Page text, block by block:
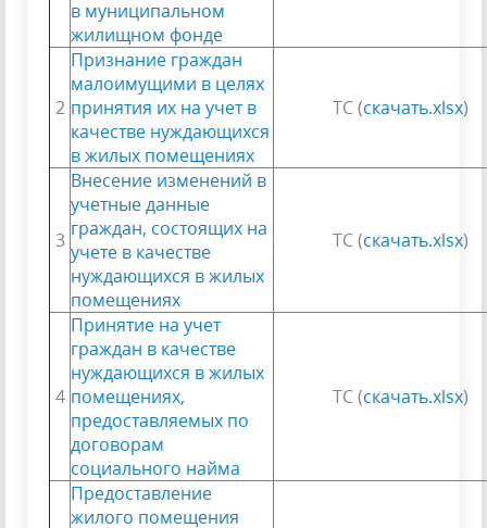
в муниципальном
жилищном фонде
2
Признание граждан
малоимущими в целях
принятия их на учет в
качестве нуждающихся
в жилых помещениях
ТС (скачать.xlsx)
3
Внесение изменений в
учетные данные
граждан, состоящих на
учете в качестве
нуждающихся в жилых
помещениях
ТС (скачать.xlsx)
4
Принятие на учет
граждан в качестве
нуждающихся в жилых
помещениях,
предоставляемых по
договорам
социального найма
ТС (скачать.xlsx)
Предоставление
жилого помещения